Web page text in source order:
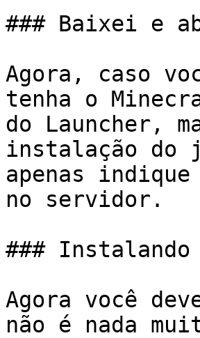
### Baixei e
Agora, caso
tenha o
do Launcher,
instalação do
apenas
no servidor.
### Instalando
Agora você
não é nada